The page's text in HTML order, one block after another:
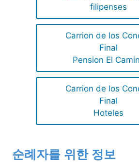
filipenses
Carrion de los
Final
Pension El
Carrion de los
Final
Hoteles
순례자를 위한 정보